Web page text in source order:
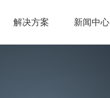
解决方案 新闻中心